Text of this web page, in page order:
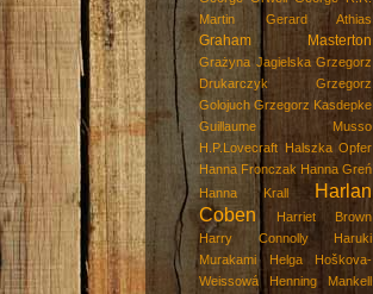
Martin
Gerard Athias
Graham Masterton
Grażyna Jagielska Grzegorz
Drukarczyk
Grzegorz
Golojuch Grzegorz Kasdepke
Guillaume Musso
H.P.Lovecraft
Halszka Opfer
Hanna Fronczak Hanna Greń
Hanna Krall
Harlan
Coben
Harriet Brown
Harry Connolly
Haruki
Murakami
Helga Hoškova-
Weissowá
Henning Mankell